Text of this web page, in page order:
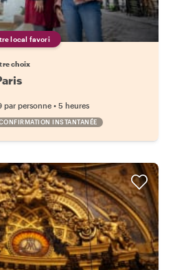
local favori
choix
par personne • 5 heures
INSTANTANÉE